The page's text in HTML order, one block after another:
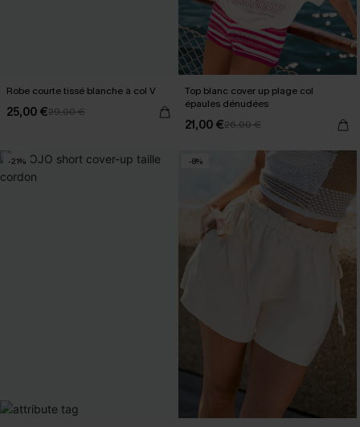
Robe courte tissé blanche à col V
25,00 €29,00 €
Top blanc cover up plage col
épaules dénudées
21,00 €26,00 €
-21% -8%